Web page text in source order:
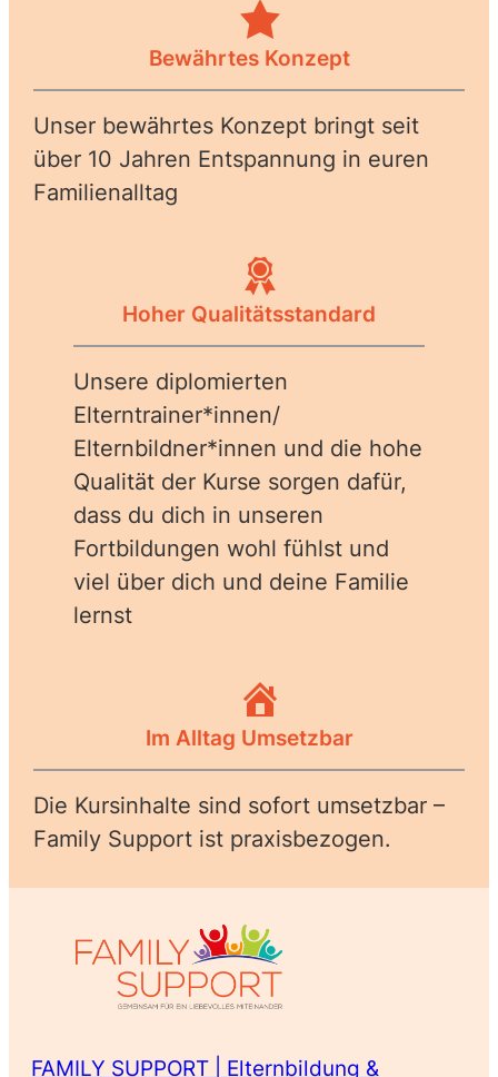
Bewährtes Konzept
Unser bewährtes Konzept bringt seit
über 10 Jahren Entspannung in euren
Familienalltag
Hoher Qualitätsstandard
Unsere diplomierten
Elterntrainer*innen/
Elternbildner*innen und die hohe
Qualität der Kurse sorgen dafür,
dass du dich in unseren
Fortbildungen wohl fühlst und
viel über dich und deine Familie
lernst
Im Alltag Umsetzbar
Die Kursinhalte sind sofort umsetzbar –
Family Support ist praxisbezogen.
FAMILY SUPPORT | Elternbildung &